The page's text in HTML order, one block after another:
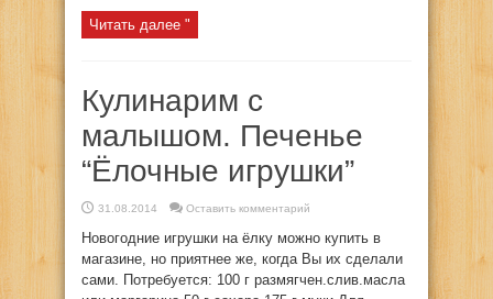
Читать далее "
Кулинарим с
малышом. Печенье
“Ёлочные игрушки”
31.08.2014 Оставить комментарий
Новогодние игрушки на ёлку можно купить в
магазине, но приятнее же, когда Вы их сделали
сами. Потребуется: 100 г размягчен.слив.масла